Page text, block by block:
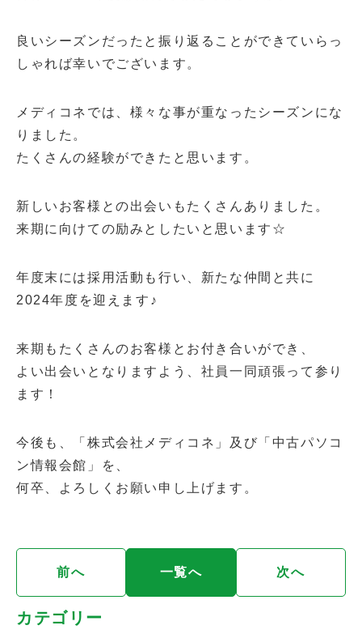
良いシーズンだったと振り返ることができていらっ
しゃれば幸いでございます。
メディコネでは、様々な事が重なったシーズンにな
りました。
たくさんの経験ができたと思います。
新しいお客様との出会いもたくさんありました。
来期に向けての励みとしたいと思います☆
年度末には採用活動も行い、新たな仲間と共に
2024年度を迎えます♪
来期もたくさんのお客様とお付き合いができ、
よい出会いとなりますよう、社員一同頑張って参り
ます！
今後も、「株式会社メディコネ」及び「中古パソコ
ン情報会館」を、
何卒、よろしくお願い申し上げます。
前へ 一覧へ 次へ
カテゴリー